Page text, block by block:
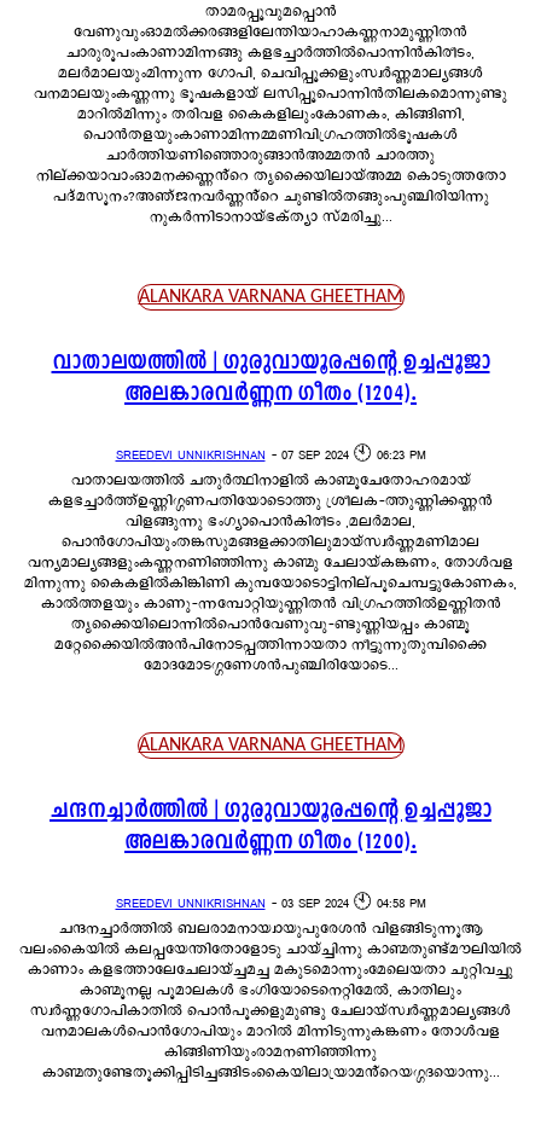
താമരപ്പൂവുമപ്പൊൻ
വേണുവുംഓമൽക്കരങ്ങളിലേന്തിയാഹാകണ്ണനാമുണ്ണിതൻ
ചാരുരൂപംകാണാമിന്നങ്ങു കളഭച്ചാർത്തിൽപൊന്നിൻകിരീടം,
മലർമാലയുംമിന്നുന്ന ഗോപി, ചെവിപ്പൂക്കളുംസ്വർണ്ണമാല്യങ്ങൾ
വനമാലയുംകണ്ണന്നു ഭൂഷകളായ് ലസിപ്പൂപൊന്നിൻതിലകമൊന്നുണ്ടു
മാറിൽമിന്നും തരിവള കൈകളിലുംകോണകം, കിങ്ങിണി,
പൊൻതളയുംകാണാമിന്നമ്മണിവിഗ്രഹത്തിൽഭൂഷകൾ
ചാർത്തിയണിഞ്ഞൊരുങ്ങാൻഅമ്മതൻ ചാരത്തു
നില്ക്കയാവാംഓമനക്കണ്ണൻ്റെ തൃക്കൈയിലായ്അമ്മ കൊടുത്തതോ
പദ്മസൂനം?അഞ്ജനവർണ്ണൻ്റെ ചുണ്ടിൽതങ്ങുംപുഞ്ചിരിയിന്നു
നുകർന്നിടാനായ്ഭക്ത്യാ സ്മരിച്ചു...
ALANKARA VARNANA GHEETHAM
വാതാലയത്തിൽ | ഗുരുവായൂരപ്പന്റെ ഉച്ചപ്പൂജാ
അലങ്കാരവർണ്ണന ഗീതം (1204).
SREEDEVI UNNIKRISHNAN - 07 SEP 2024 🕙 06:23 PM
വാതാലയത്തിൽ ചതുർത്ഥിനാളിൽ കാണ്മൂചേതോഹരമായ്
കളഭച്ചാർത്ത്ഉണ്ണിഗ്ഗണപതിയോടൊത്തു ശ്രീലക-ത്തുണ്ണിക്കണ്ണൻ
വിളങ്ങുന്നു ഭംഗ്യാപൊൻകിരീടം ,മലർമാല,
പൊൻഗോപിയുംതങ്കസുമങ്ങളക്കാതിലുമായ്സ്വർണ്ണമണിമാല
വന്യമാല്യങ്ങളുംകണ്ണനണിഞ്ഞിന്നു കാണ്മു ചേലായ്കങ്കണം, തോൾവള
മിന്നുന്നു കൈകളിൽകിങ്കിണി കുമ്പയോടൊട്ടിനില്പൂചെമ്പട്ടുകോണകം,
കാൽത്തളയും കാണു-ന്നമ്പോറ്റിയുണ്ണിതൻ വിഗ്രഹത്തിൽഉണ്ണിതൻ
തൃക്കൈയിലൊന്നിൽപൊൻവേണുവു-ണ്ടുണ്ണിയപ്പം കാണ്മൂ
മറ്റേക്കൈയിൽഅൻപിനോടപ്പത്തിന്നായതാ നീട്ടുന്നുതുമ്പിക്കൈ
മോദമോടഗ്ഗണേശൻപുഞ്ചിരിയോടെ...
ALANKARA VARNANA GHEETHAM
ചന്ദനച്ചാർത്തിൽ | ഗുരുവായൂരപ്പന്റെ ഉച്ചപ്പൂജാ
അലങ്കാരവർണ്ണന ഗീതം (1200).
SREEDEVI UNNIKRISHNAN - 03 SEP 2024 🕙 04:58 PM
ചന്ദനച്ചാർത്തിൽ ബലരാമനായ്വായുപുരേശൻ വിളങ്ങിടുന്നൂആ
വലംകൈയിൽ കലപ്പയേന്തിതോളോടു ചായ്ച്ചിന്നു കാണ്മതുണ്ട്മൗലിയിൽ
കാണാം കളഭത്താലേചേലായ്ച്ചമച്ച മകുടമൊന്നുംമേലെയതാ ചുറ്റിവച്ചു
കാണ്മൂനല്ല പൂമാലകൾ ഭംഗിയോടെനെറ്റിമേൽ, കാതിലും
സ്വർണ്ണഗോപികാതിൽ പൊൻപൂക്കളുമുണ്ടു ചേലായ്സ്വർണ്ണമാല്യങ്ങൾ
വനമാലകൾപൊൻഗോപിയും മാറിൽ മിന്നിടുന്നുകങ്കണം തോൾവള
കിങ്ങിണിയുംരാമനണിഞ്ഞിന്നു
കാണ്മതുണ്ടേതൂക്കിപ്പിടിച്ചങ്ങിടംകൈയിലായ്രാമൻ്റെയഗ്ഗദയൊന്നു...